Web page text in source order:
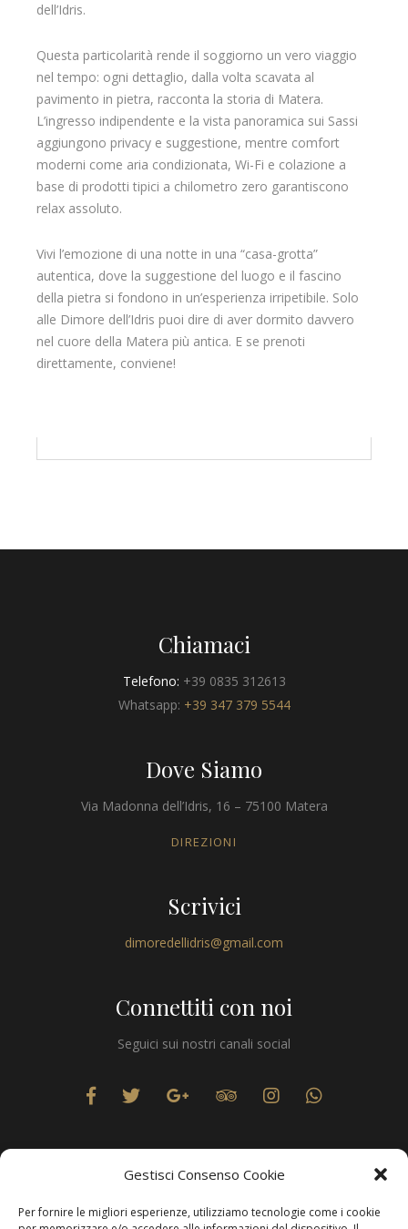
Gestisci Consenso Cookie
Per fornire le migliori esperienze, utilizziamo tecnologie come i cookie
dell’Idris.
Questa particolarità rende il soggiorno un vero viaggio
nel tempo: ogni dettaglio, dalla volta scavata al
pavimento in pietra, racconta la storia di Matera.
L’ingresso indipendente e la vista panoramica sui Sassi
aggiungono privacy e suggestione, mentre comfort
moderni come aria condizionata, Wi-Fi e colazione a
base di prodotti tipici a chilometro zero garantiscono
relax assoluto.
Vivi l’emozione di una notte in una “casa-grotta”
autentica, dove la suggestione del luogo e il fascino
della pietra si fondono in un’esperienza irripetibile. Solo
alle Dimore dell’Idris puoi dire di aver dormito davvero
nel cuore della Matera più antica. E se prenoti
direttamente, conviene!
Chiamaci
Telefono: +39 0835 312613
Whatsapp: +39 347 379 5544
Dove Siamo
Via Madonna dell’Idris, 16 – 75100 Matera
DIREZIONI
Scrivici
dimoredellidris@gmail.com
Connettiti con noi
Seguici sui nostri canali social